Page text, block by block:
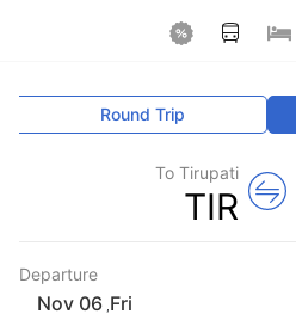
Round Trip
To Tirupati
TIR
Departure
Fri